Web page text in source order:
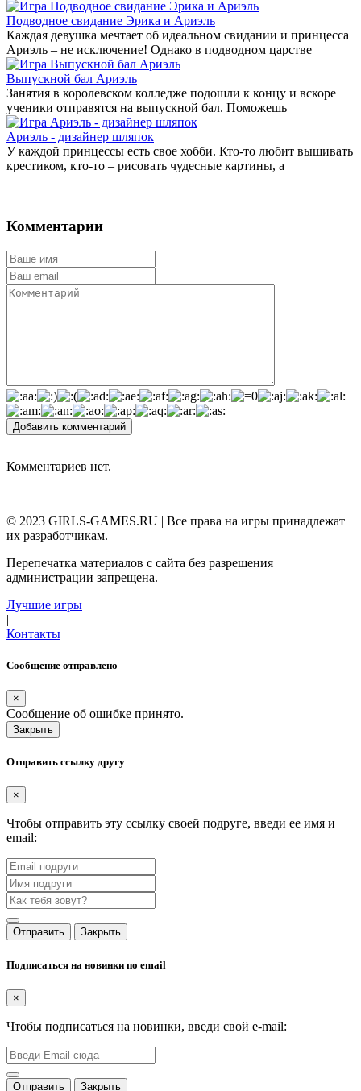
Подводное свидание Эрика и Ариэль
Каждая девушка мечтает об идеальном свидании и принцесса
Ариэль – не исключение! Однако в подводном царстве
Выпускной бал Ариэль
Занятия в королевском колледже подошли к концу и вскоре
ученики отправятся на выпускной бал. Поможешь
Ариэль - дизайнер шляпок
У каждой принцессы есть свое хобби. Кто-то любит вышивать
крестиком, кто-то – рисовать чудесные картины, а
Комментарии
Добавить комментарий
Комментариев нет.
© 2023 GIRLS-GAMES.RU | Все права на игры принадлежат
их разработчикам.
Перепечатка материалов с сайта без разрешения
администрации запрещена.
Лучшие игры
|
Контакты
Сообщение отправлено
×
Сообщение об ошибке принято.
Закрыть
Отправить ссылку другу
×
Чтобы отправить эту ссылку своей подруге, введи ее имя и
email:
Отправить Закрыть
Подписаться на новинки по email
×
Чтобы подписаться на новинки, введи свой e-mail:
Отправить Закрыть